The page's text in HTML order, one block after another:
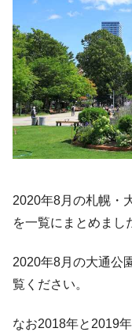
2020年8月の札幌・
を一覧にまとめまし
2020年8月の大通公
覧ください。
なお2018年と2019